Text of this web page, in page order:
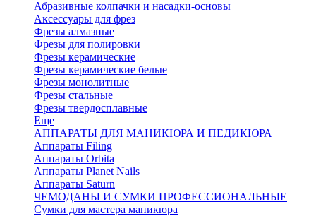
Абразивные колпачки и насадки-основы
Аксессуары для фрез
Фрезы алмазные
Фрезы для полировки
Фрезы керамические
Фрезы керамические белые
Фрезы монолитные
Фрезы стальные
Фрезы твердосплавные
Еще
АППАРАТЫ ДЛЯ МАНИКЮРА И ПЕДИКЮРА
Аппараты Filing
Аппараты Orbita
Аппараты Planet Nails
Аппараты Saturn
ЧЕМОДАНЫ И СУМКИ ПРОФЕССИОНАЛЬНЫЕ
Сумки для мастера маникюра